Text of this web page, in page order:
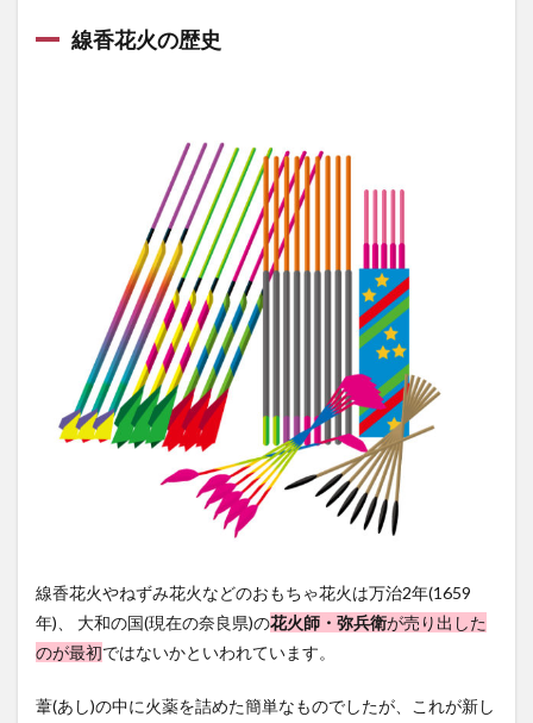
線香花火の歴史
線香花火やねずみ花火などのおもちゃ花火は万治2年(1659
年)、 大和の国(現在の奈良県)の花火師・弥兵衛が売り出した
のが最初ではないかといわれています。
葦(あし)の中に火薬を詰めた簡単なものでしたが、これが新し